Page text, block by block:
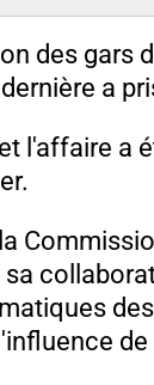
des gars
a
l'affaire a